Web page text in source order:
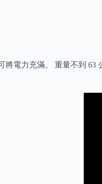
將電力充滿。 重量不到 63